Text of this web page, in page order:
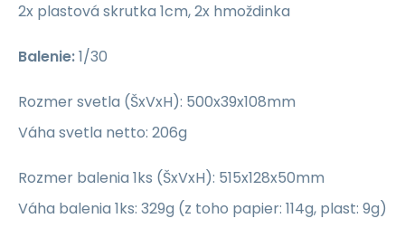
2x plastová skrutka 1cm, 2x hmoždinka
Balenie:1/30
Rozmer svetla (ŠxVxH): 500x39x108mm
Váha svetla netto: 206g
Rozmer balenia 1ks (ŠxVxH): 515x128x50mm
Váha balenia 1ks: 329g (z toho papier: 114g, plast: 9g)